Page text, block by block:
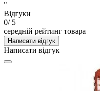
"
Відгуки
0/ 5
середній рейтинг товара
Написати відгук
Написати відгук